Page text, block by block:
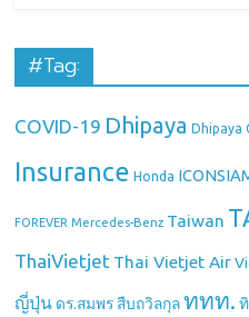
#Tag:
COVID-19 Dhipaya Dhipaya
Insurance Honda
FOREVER Mercedes-Benz Taiwan
ThaiVietjet Thai Vietjet Air
ญี่ปุ่น ดร.สมพร สืบถวิลกุล ททท.